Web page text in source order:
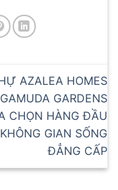
AZALEA HOMES
GARDENS
CHỌN HÀNG ĐẦU
GIAN SỐNG
ĐẲNG CẤP